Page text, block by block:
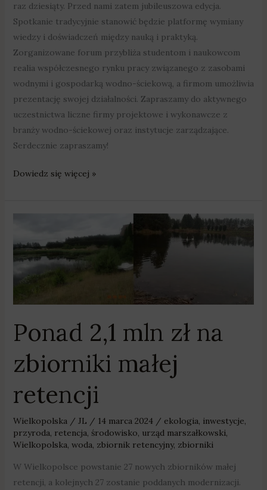
raz dziesiąty. Przed nami zatem jubileuszowa edycja.
Spotkanie tradycyjnie stanowić będzie platformę wymiany
wiedzy i doświadczeń między nauką i praktyką.
Zorganizowane forum przybliża studentom i naukowcom
realia współczesnego rynku pracy związanego z zasobami
wodnymi i gospodarką wodno-ściekową, a firmom umożliwia
prezentację swojej działalności. Zapraszamy do aktywnego
uczestnictwa liczne firmy projektowe i wykonawcze z
branży wodno-ściekowej oraz instytucje zarządzające.
Serdecznie zapraszamy!
Dowiedz się więcej »
Ponad 2,1 mln zł na
zbiorniki małej
retencji
Wielkopolska/ JL / 14 marca 2024 / ekologia, inwestycje,
przyroda, retencja, środowisko, urząd marszałkowski,
Wielkopolska, woda, zbiornik retencyjny, zbiorniki
W Wielkopolsce powstanie 27 nowych zbiorników małej
retencji, a kolejnych 27 zostanie poddanych modernizacji.
mln
retencji